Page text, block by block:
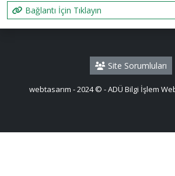
Bağlantı İçin Tıklayın
Site Sorumluları
webtasarım - 2024 © - ADÜ Bilgi İşlem